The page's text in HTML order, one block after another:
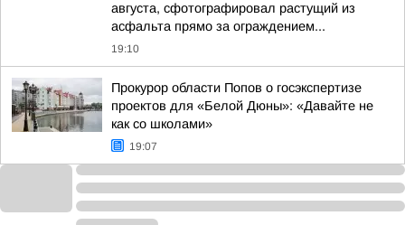
августа, сфотографировал растущий из
асфальта прямо за ограждением...
19:10
Прокурор области Попов о госэкспертизе
проектов для «Белой Дюны»: «Давайте не
как со школами»
19:07